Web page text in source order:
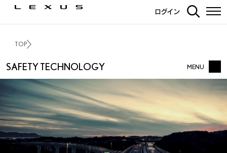
ログイン
TOP
SAFETY TECHNOLOGY MENU
LEXUS SAFETY TECHNOLOGY TOP
対応車種比較ページ